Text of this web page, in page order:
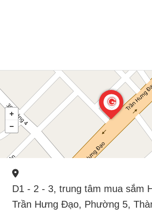
D1 - 2 - 3, trung tâm mua sắm
Trần Hưng Đạo, Phường 5,